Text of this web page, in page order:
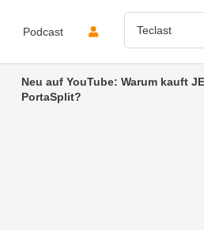
Podcast
Neu auf YouTube: Warum kauft
PortaSplit?